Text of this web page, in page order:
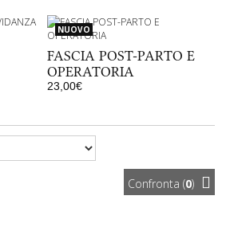
NUOVO
FASCIA POST-PARTO E
OPERATORIA
23,00€
Confronta (0)